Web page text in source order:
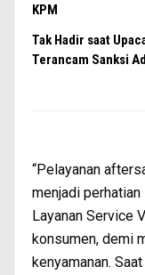
KPM
Tak Hadir saat
Terancam Sanksi
“Pelayanan
menjadi
Layanan Service
konsumen, demi
kenyamanan.